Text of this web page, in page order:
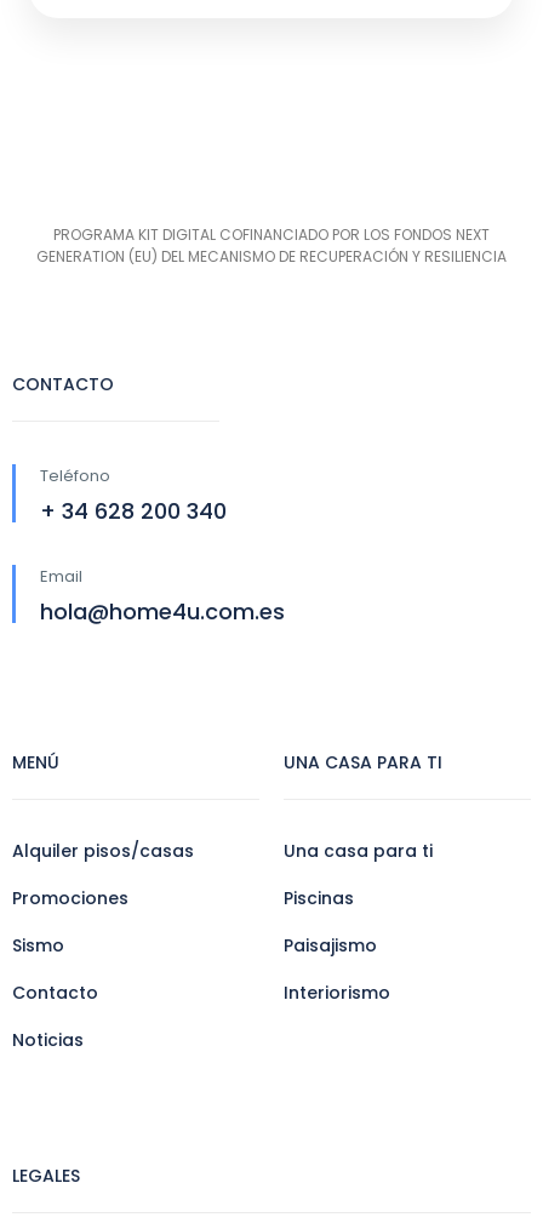
PROGRAMA KIT DIGITAL COFINANCIADO POR LOS FONDOS NEXT
GENERATION (EU) DEL MECANISMO DE RECUPERACIÓN Y RESILIENCIA
CONTACTO
Teléfono
+ 34 628 200 340
Email
hola@home4u.com.es
MENÚ
Alquiler pisos/casas
Promociones
Sismo
Contacto
Noticias
UNA CASA PARA TI
Una casa para ti
Piscinas
Paisajismo
Interiorismo
LEGALES